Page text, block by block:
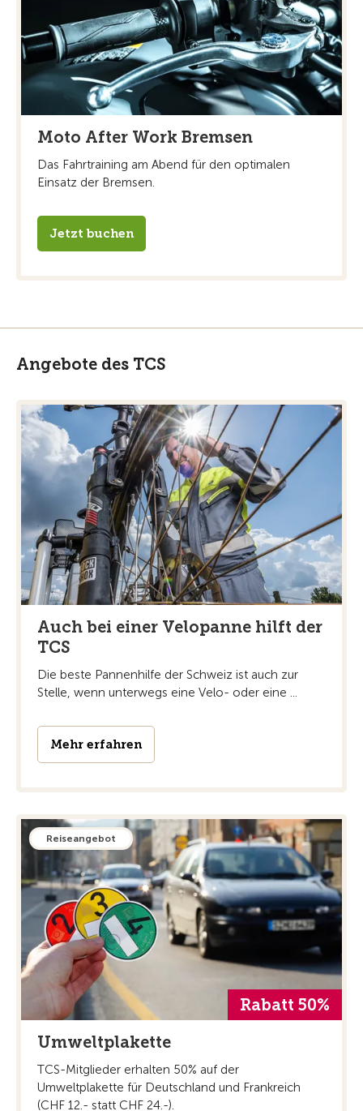
Moto After Work Bremsen
Das Fahrtraining am Abend für den optimalen
Einsatz der Bremsen.
Jetzt buchen
Angebote des TCS
Auch bei einer Velopanne hilft der
TCS
Die beste Pannenhilfe der Schweiz ist auch zur
Stelle, wenn unterwegs eine Velo- oder eine ...
Mehr erfahren
Reiseangebot
Rabatt 50%
Umweltplakette
TCS-Mitglieder erhalten 50% auf der
Umweltplakette für Deutschland und Frankreich
(CHF 12.- statt CHF 24.-).